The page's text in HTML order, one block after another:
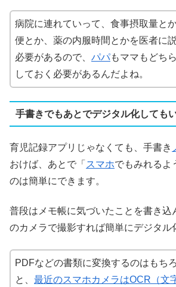
病院に連れていって、食事摂取量と
便とか、薬の内服時間とかを医者に
必要があるので、 パパもママもどち
しておく必要があるんだよね。
手書きでもあとでデジタル化しても
育児記録アプリじゃなくても、手書き
おけば、あとで「 スマホでもみれるよ
のは簡単にできます。
普段はメモ帳に気づいたことを書き込
のカメラで撮影すれば簡単にデジタル
PDFなどの書類に変換するのはもち
と、 最近のスマホカメラはOCR（文